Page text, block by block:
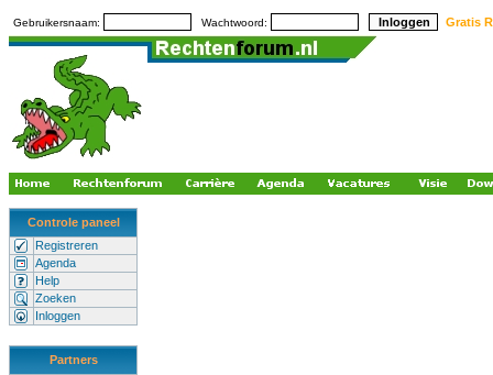
Gebruikersnaam: Wachtwoord: Gratis
Controle paneel
Registreren
Agenda
Help
Zoeken
Inloggen
Partners